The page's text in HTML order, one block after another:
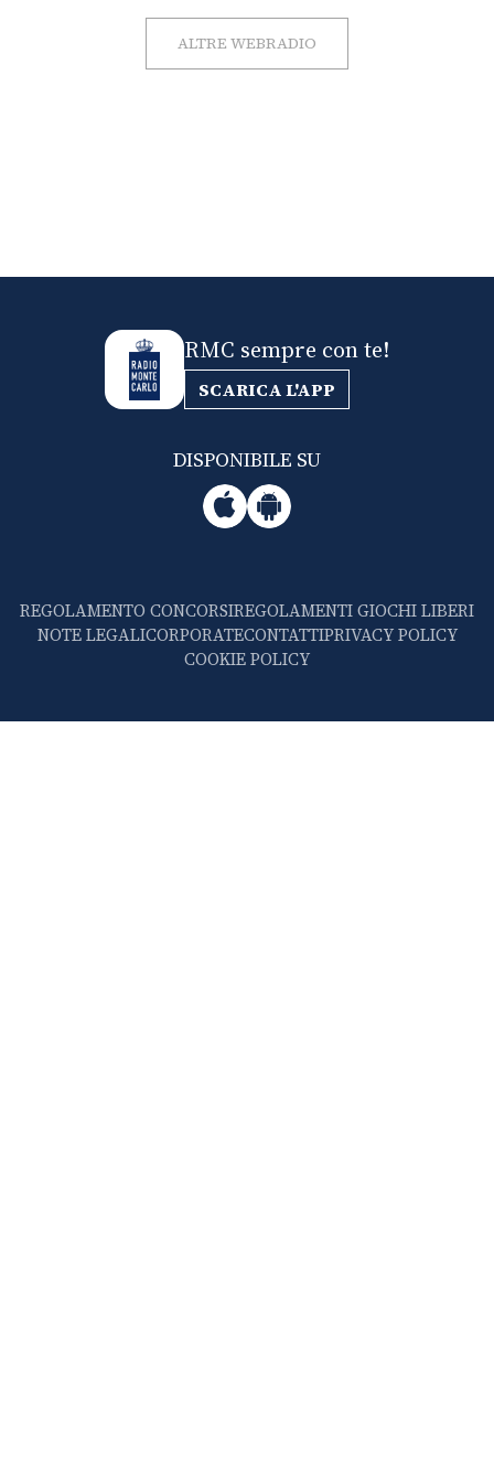
ALTRE WEBRADIO
RMC sempre con te!
SCARICA L'APP
DISPONIBILE SU
REGOLAMENTO CONCORSIREGOLAMENTI GIOCHI LIBERI
NOTE LEGALICORPORATECONTATTIPRIVACY POLICY
COOKIE POLICY